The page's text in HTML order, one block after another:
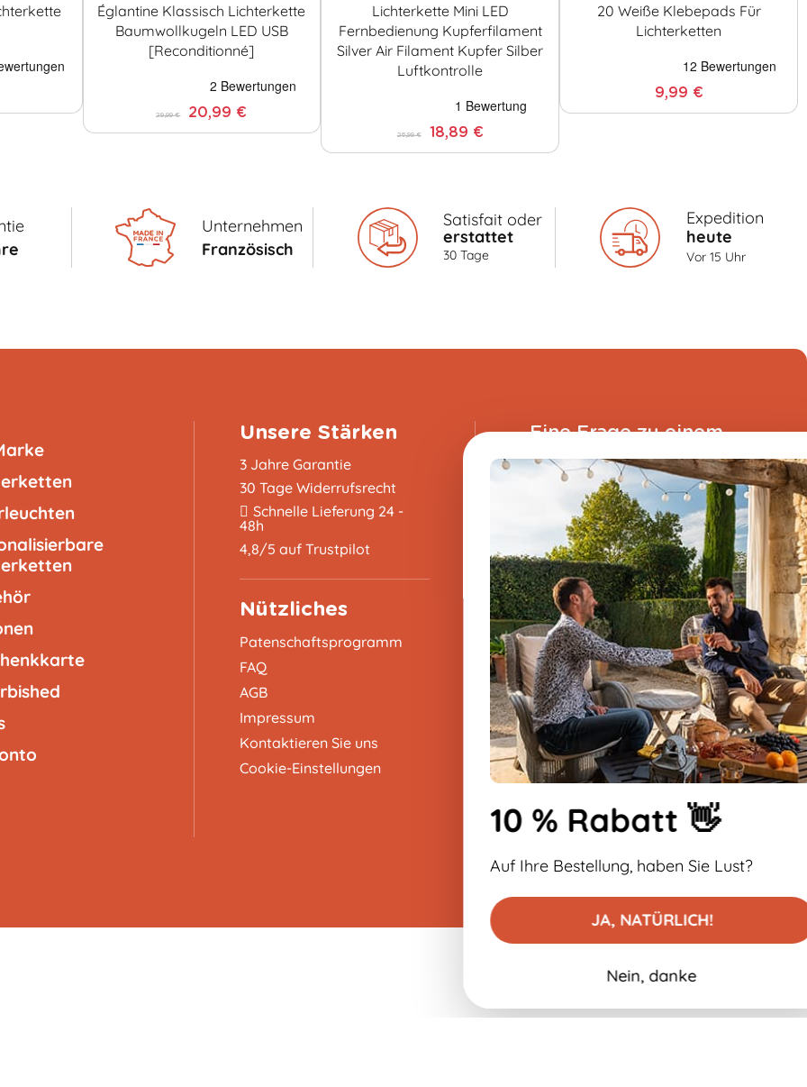
0,79 € In den Warenkorb
Églantine Klassisch Lichterkette
Baumwollkugeln LED USB
[Reconditionné]
29,99 € 20,99 €
Lichterkette Mini LED
Fernbedienung Kupferfilament
Silver Air Filament Kupfer Silber
Luftkontrolle
26,99 € 18,89 €
20 Weiße Klebepads Für
Lichterketten
9,99 €
Unternehmen
Französisch
Satisfait oder
erstattet
30 Tage
Expedition
heute
Vor 15 Uhr
Unsere Stärken
3 Jahre Garantie
30 Tage Widerrufsrecht
Schnelle Lieferung 24 -
48h
4,8/5 auf Trustpilot
Nützliches
Patenschaftsprogramm
FAQ
AGB
Impressum
Kontaktieren Sie uns
Cookie-Einstellungen
Eine Frage zu einem
unserer Produkte?
Senden Sie uns eine Nachricht,
und wir werden Ihnen umgehend
antworten.
​
Melden Sie sich für
den Newsletter an
-10% auf Ihre erste Bestellung
10 % Rabatt 👋
Auf Ihre Bestellung, haben Sie Lust?
Nein, danke
JA, NATÜRLICH!